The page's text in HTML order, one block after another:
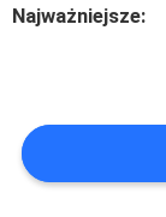
WYCENĘ
Najważniejsze: